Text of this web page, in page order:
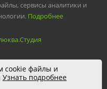
сервисы аналитики и
Подробнее
cookie файлы и
Узнать подробнее